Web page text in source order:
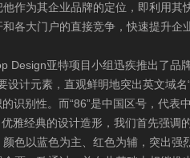
作为其企业品牌的定位，即利用其
各大门户的直接竞争，快速提升企
Design亚特项目小组迅疾推出了品
设计元素，直观鲜明地突出英文域名
识别性。而“86”是中国区号，代表
雅经典的设计造形，我们首先强调
色以蓝色为主、红色为辅，突出强